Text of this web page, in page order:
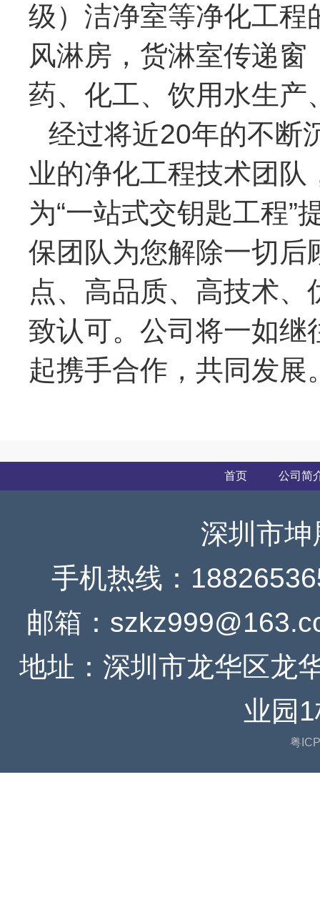
级）洁净室等净化工程
风淋房，货淋室传递
药、化工、饮用水生产
经过将近20年的不断
业的净化工程技术团
为“一站式交钥匙工程”
保团队为您解除一切后
点、高品质、高技术
致认可。公司将一如继
起携手合作，共同发展
首页 公司简
深圳市
手机热线：
邮箱：
地址：深圳市龙华区龙
业园
粤